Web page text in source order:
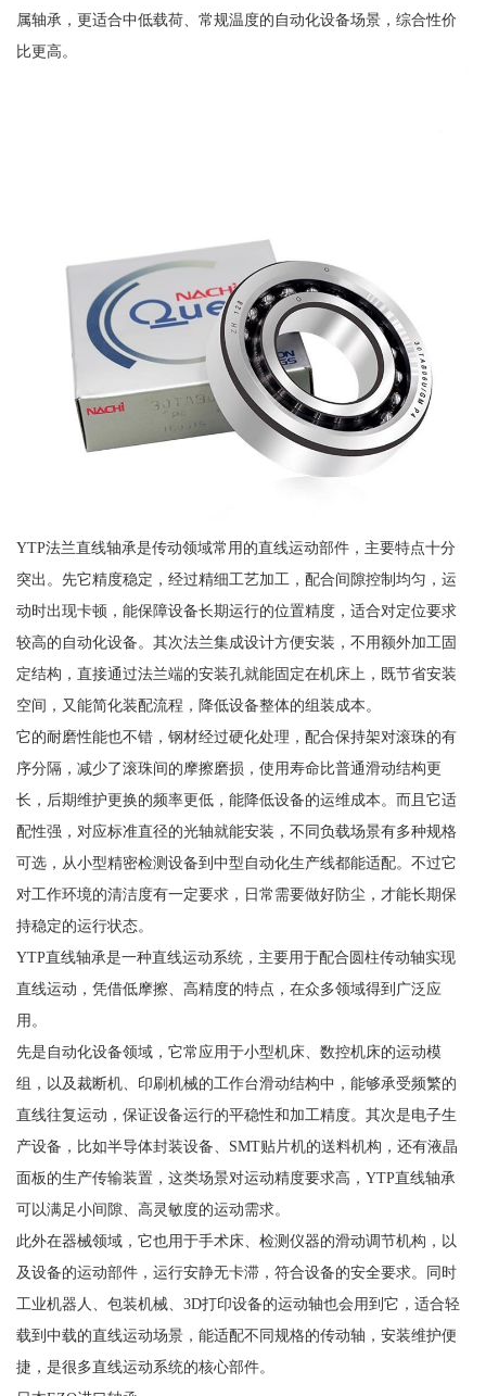
属轴承，更适合中低载荷、常规温度的自动化设备场景，综合性价
比更高。
YTP法兰直线轴承是传动领域常用的直线运动部件，主要特点十分
突出。先它精度稳定，经过精细工艺加工，配合间隙控制均匀，运
动时出现卡顿，能保障设备长期运行的位置精度，适合对定位要求
较高的自动化设备。其次法兰集成设计方便安装，不用额外加工固
定结构，直接通过法兰端的安装孔就能固定在机床上，既节省安装
空间，又能简化装配流程，降低设备整体的组装成本。
它的耐磨性能也不错，钢材经过硬化处理，配合保持架对滚珠的有
序分隔，减少了滚珠间的摩擦磨损，使用寿命比普通滑动结构更
长，后期维护更换的频率更低，能降低设备的运维成本。而且它适
配性强，对应标准直径的光轴就能安装，不同负载场景有多种规格
可选，从小型精密检测设备到中型自动化生产线都能适配。不过它
对工作环境的清洁度有一定要求，日常需要做好防尘，才能长期保
持稳定的运行状态。
YTP直线轴承是一种直线运动系统，主要用于配合圆柱传动轴实现
直线运动，凭借低摩擦、高精度的特点，在众多领域得到广泛应
用。
先是自动化设备领域，它常应用于小型机床、数控机床的运动模
组，以及裁断机、印刷机械的工作台滑动结构中，能够承受频繁的
直线往复运动，保证设备运行的平稳性和加工精度。其次是电子生
产设备，比如半导体封装设备、SMT贴片机的送料机构，还有液晶
面板的生产传输装置，这类场景对运动精度要求高，YTP直线轴承
可以满足小间隙、高灵敏度的运动需求。
此外在器械领域，它也用于手术床、检测仪器的滑动调节机构，以
及设备的运动部件，运行安静无卡滞，符合设备的安全要求。同时
工业机器人、包装机械、3D打印设备的运动轴也会用到它，适合轻
载到中载的直线运动场景，能适配不同规格的传动轴，安装维护便
捷，是很多直线运动系统的核心部件。